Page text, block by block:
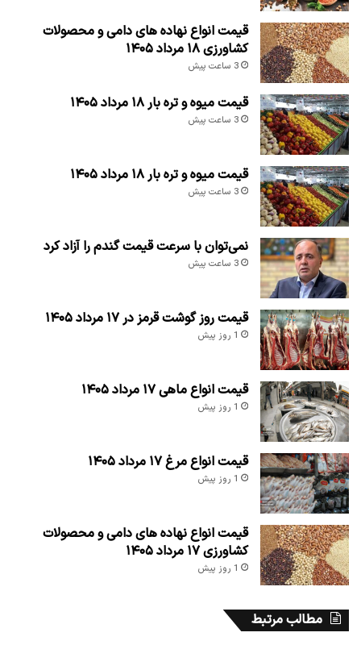
قیمت انواع نهاده های دامی و محصولات
کشاورزی ۱۸ مرداد ۱۴۰۵
3 ساعت پیش
قیمت میوه و تره بار ۱۸ مرداد ۱۴۰۵
3 ساعت پیش
قیمت میوه و تره بار ۱۸ مرداد ۱۴۰۵
3 ساعت پیش
نمی‌توان با سرعت قیمت گندم را آزاد کرد
3 ساعت پیش
قیمت روز گوشت قرمز در ۱۷ مرداد ۱۴۰۵
1 روز پیش
قیمت انواع ماهی ۱۷ مرداد ۱۴۰۵
1 روز پیش
قیمت انواع مرغ ۱۷ مرداد ۱۴۰۵
1 روز پیش
قیمت انواع نهاده های دامی و محصولات
کشاورزی ۱۷ مرداد ۱۴۰۵
1 روز پیش
مطالب مرتبط